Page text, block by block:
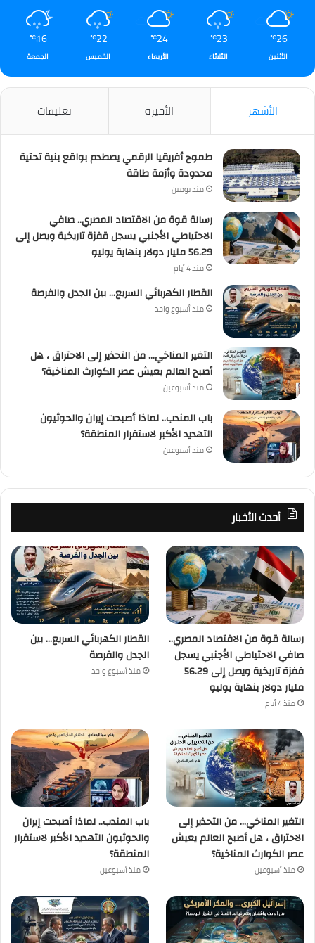
26
℃
الأثنين
23
℃
الثلاثاء
24
℃
الأربعاء
22
℃
الخميس
16
℃
الجمعة
الأشهر الأخيرة تعليقات
طموح أفريقيا الرقمي يصطدم بواقع بنية تحتية
محدودة وأزمة طاقة
منذ يومين
رسالة قوة من الاقتصاد المصري.. صافي
الاحتياطي الأجنبي يسجل قفزة تاريخية ويصل إلى
56.29 مليار دولار بنهاية يوليو
منذ 4 أيام
القطار الكهربائي السريع… بين الجدل والفرصة
منذ أسبوع واحد
التغير المناخي… من التحذير إلى الاحتراق ، هل
أصبح العالم يعيش عصر الكوارث المناخية؟
منذ أسبوعين
باب المندب.. لماذا أصبحت إيران والحوثيون
التهديد الأكبر لاستقرار المنطقة؟
منذ أسبوعين
أحدث الأخبار
رسالة قوة من الاقتصاد المصري..
صافي الاحتياطي الأجنبي يسجل
قفزة تاريخية ويصل إلى 56.29
مليار دولار بنهاية يوليو
منذ 4 أيام
القطار الكهربائي السريع… بين
الجدل والفرصة
منذ أسبوع واحد
التغير المناخي… من التحذير إلى
الاحتراق ، هل أصبح العالم يعيش
عصر الكوارث المناخية؟
منذ أسبوعين
باب المندب.. لماذا أصبحت إيران
والحوثيون التهديد الأكبر لاستقرار
المنطقة؟
منذ أسبوعين